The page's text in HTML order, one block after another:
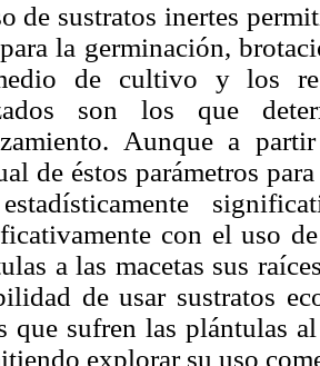
de sustratos inertes
la germinación,
de cultivo y los
son los que
Aunque a
de éstos parámetros
con el uso
a las macetas sus
de usar sustratos
que sufren las plántulas
explorar su uso